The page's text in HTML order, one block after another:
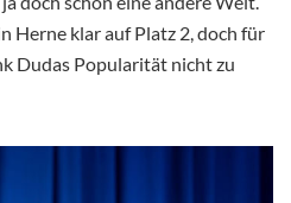
Herne klar auf Platz 2, doch für
Dudas Popularität nicht zu